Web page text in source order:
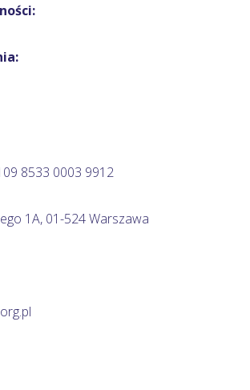
8533 0003 9912
1A, 01-524 Warszawa